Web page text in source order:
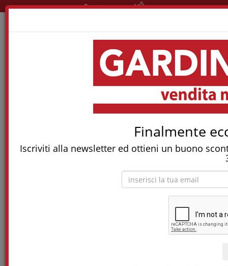
Finalmente
Iscriviti alla newsletter ed ottieni un buono
Pronta consegna!
Tostapane, tritatutto, aspirapolvere, friggitrice
e molti altri Elettrodomestici!
Tavolino letto Trasformabile mod.Tabed